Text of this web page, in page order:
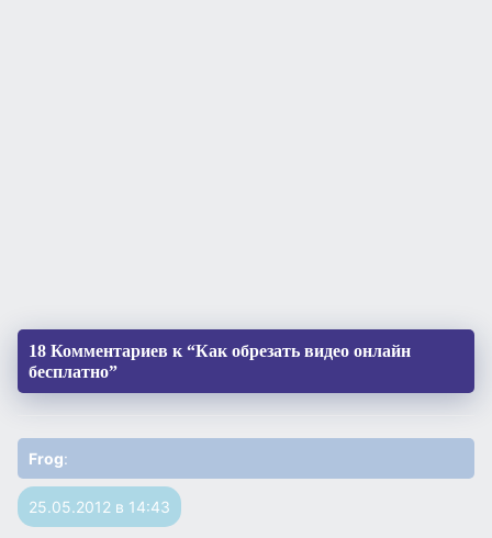
18 Комментариев к “Как обрезать видео онлайн
бесплатно”
Frog:
25.05.2012 в 14:43